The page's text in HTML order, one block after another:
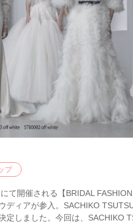
プ
て開催される【BRIDAL
ディアが参入。SACHIKO
定しました。今回は、SACHIKO